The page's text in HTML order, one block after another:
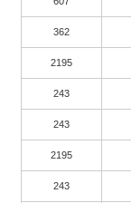
362
2195
243
243
2195
243